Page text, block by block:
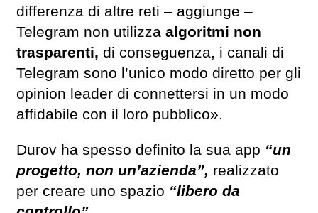
differenza di altre reti – aggiunge –
Telegram non utilizza algoritmi non
trasparenti, di conseguenza, i canali di
Telegram sono l’unico modo diretto per gli
opinion leader di connettersi in un modo
affidabile con il loro pubblico».
Durov ha spesso definito la sua app “un
progetto, non un’azienda”, realizzato
per creare uno spazio “libero da